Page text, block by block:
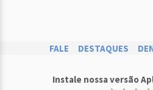
FALE DESTAQUES
Instale nossa versão